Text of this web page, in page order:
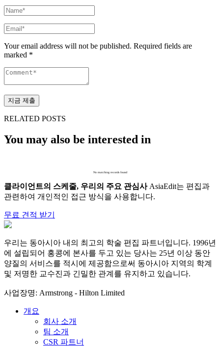
Your email address will not be published. Required fields are
marked *
RELATED POSTS
You may also be interested in
No matching records found
클라이언트의 스케줄, 우리의 주요 관심사AsiaEdit는 편집과
관련하여 개인적인 접근 방식을 사용합니다.
무료 견적 받기
우리는 동아시아 내의 최고의 학술 편집 파트너입니다. 1996년
에 설립되어 홍콩에 본사를 두고 있는 당사는 25년 이상 동안
양질의 서비스를 적시에 제공함으로써 동아시아 지역의 학계
및 저명한 교수진과 긴밀한 관계를 유지하고 있습니다.
사업장명: Armstrong - Hilton Limited
개요
회사 소개
팀 소개
CSR 파트너